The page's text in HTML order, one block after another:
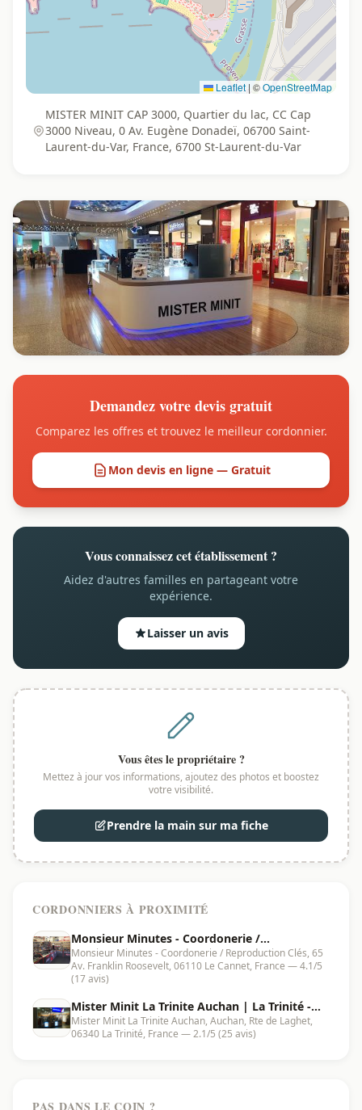
Leaflet| ©OpenStreetMap
MISTER MINIT CAP 3000, Quartier du lac, CC Cap
3000 Niveau, 0 Av. Eugène Donadeï, 06700 Saint-
Laurent-du-Var, France, 6700 St-Laurent-du-Var
Demandez votre devis gratuit
Comparez les offres et trouvez le meilleur cordonnier.
Mon devis en ligne — Gratuit
Vous connaissez cet établissement ?
Aidez d'autres familles en partageant votre
expérience.
Laisser un avis
Vous êtes le propriétaire ?
Mettez à jour vos informations, ajoutez des photos et boostez
votre visibilité.
Prendre la main sur ma fiche
CORDONNIERS À PROXIMITÉ
Monsieur Minutes - Coordonerie /
Reproduction Clés | Le Cannet - 06110
Monsieur Minutes - Coordonerie / Reproduction Clés, 65
Av. Franklin Roosevelt, 06110 Le Cannet, France — 4.1/5
(17 avis)
Mister Minit La Trinite Auchan | La Trinité -
06340
Mister Minit La Trinite Auchan, Auchan, Rte de Laghet,
06340 La Trinité, France — 2.1/5 (25 avis)
PAS DANS LE COIN ?